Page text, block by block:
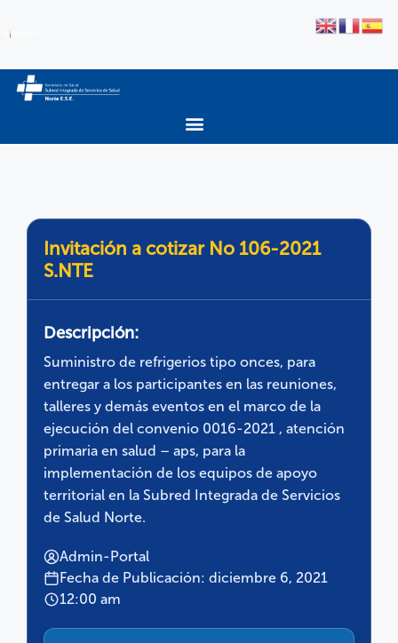
Invitación a cotizar No 106-2021
S.NTE
Descripción:
Suministro de refrigerios tipo onces, para
entregar a los participantes en las reuniones,
talleres y demás eventos en el marco de la
ejecución del convenio 0016-2021 , atención
primaria en salud – aps, para la
implementación de los equipos de apoyo
territorial en la Subred Integrada de Servicios
de Salud Norte.
Admin-Portal
Fecha de Publicación: diciembre 6, 2021
12:00 am